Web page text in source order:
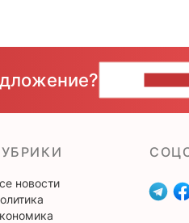
новости